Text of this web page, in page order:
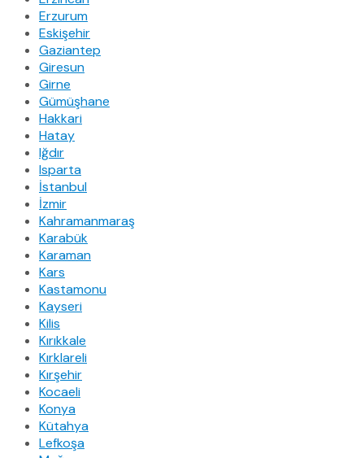
Erzurum
Eskişehir
Gaziantep
Giresun
Girne
Gümüşhane
Hakkari
Hatay
Iğdır
Isparta
İstanbul
İzmir
Kahramanmaraş
Karabük
Karaman
Kars
Kastamonu
Kayseri
Kilis
Kırıkkale
Kırklareli
Kırşehir
Kocaeli
Konya
Kütahya
Lefkoşa